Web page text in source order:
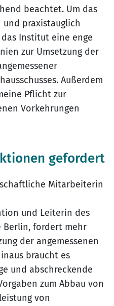
beachtet. Um das
praxistauglich
Institut eine enge
zur Umsetzung der
Außerdem
Pflicht zur
Vorkehrungen
gefordert
Mitarbeiterin
und Leiterin des
Berlin, fordert mehr
der angemessenen
braucht es
und abschreckende
zum Abbau von
von